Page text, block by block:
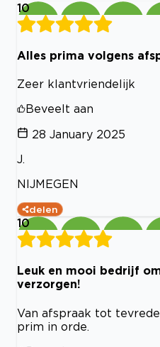
10
Alles prima volgens
Zeer klantvriendelijk
Beveelt aan
28 January 2025
J.
NIJMEGEN
delen
10
Leuk en mooi bedrijf
verzorgen!
Van afspraak tot
prim in orde.